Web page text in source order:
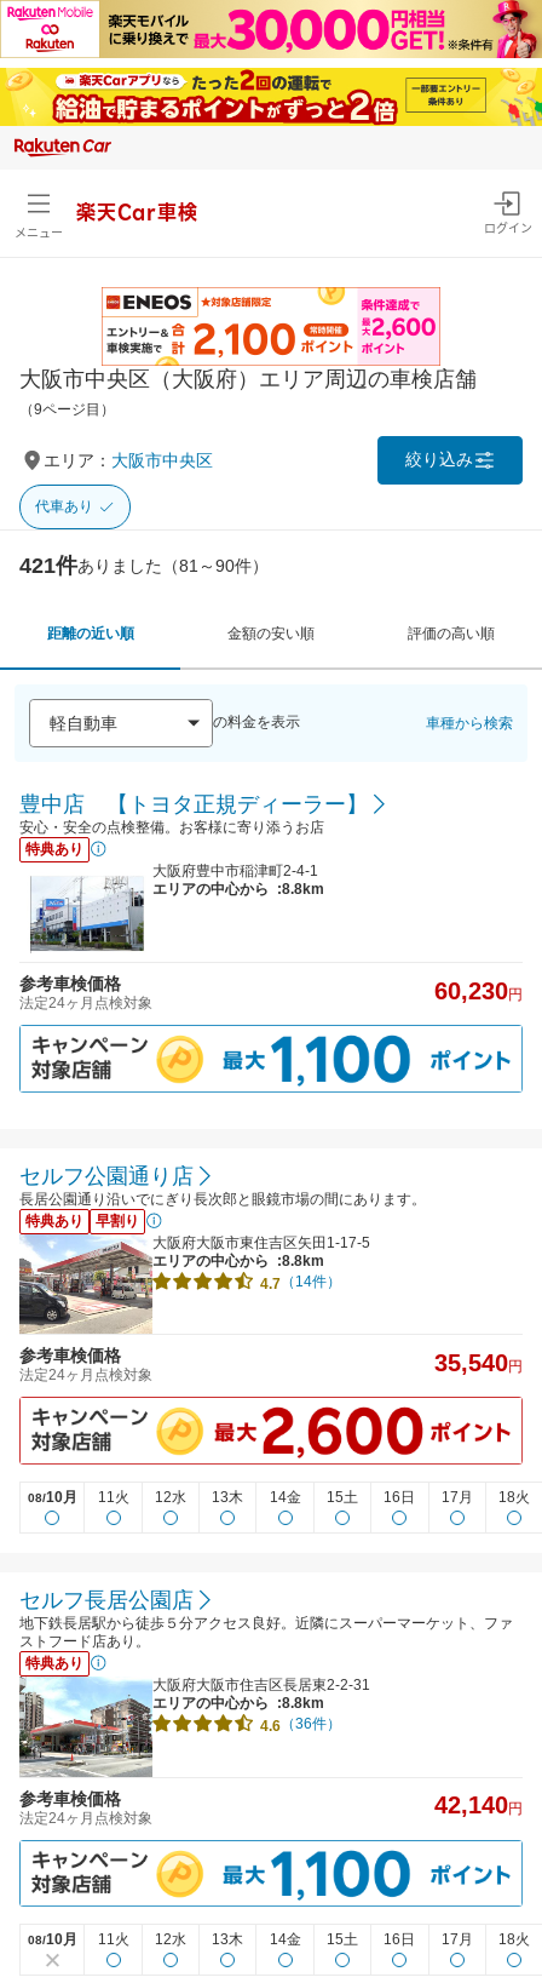
メニュー
楽天Car車検
ログイン
大阪市中央区（大阪府）エリア周辺の車検店舗
（9ページ目）
エリア： 大阪市中央区 絞り込み
代車あり
421件ありました（81～90件）
距離の近い順 金額の安い順 評価の高い順
の料金を表示 車種から検索
豊中店 【トヨタ正規ディーラー】
安心・安全の点検整備。お客様に寄り添うお店
特典あり
大阪府豊中市稲津町2-4-1
エリアの中心から
:8.8km
参考車検価格
法定24ヶ月点検対象 60,230円
セルフ公園通り店
長居公園通り沿いでにぎり長次郎と眼鏡市場の間にあります。
特典あり
早割り
大阪府大阪市東住吉区矢田1-17-5
エリアの中心から
:8.8km
4.7 （14件）
参考車検価格
法定24ヶ月点検対象 35,540円
08/10月 11火 12水 13木 14金 15土 16日 17月 18火
セルフ長居公園店
地下鉄長居駅から徒歩５分アクセス良好。近隣にスーパーマーケット、ファ
ストフード店あり。
特典あり
大阪府大阪市住吉区長居東2-2-31
エリアの中心から
:8.8km
4.6 （36件）
参考車検価格
法定24ヶ月点検対象 42,140円
08/10月 11火 12水 13木 14金 15土 16日 17月 18火